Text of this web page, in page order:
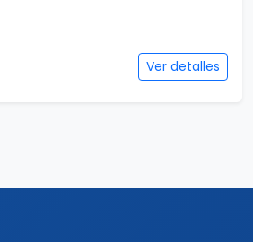
Ver detalles